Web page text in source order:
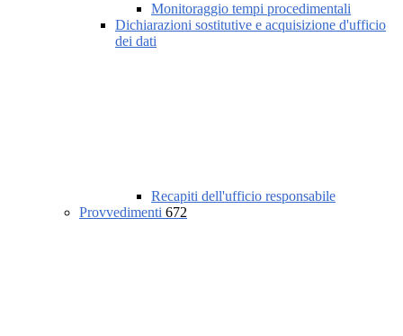
Monitoraggio tempi procedimentali
Dichiarazioni sostitutive e acquisizione d'ufficio
dei dati
Recapiti dell'ufficio responsabile
Provvedimenti 672